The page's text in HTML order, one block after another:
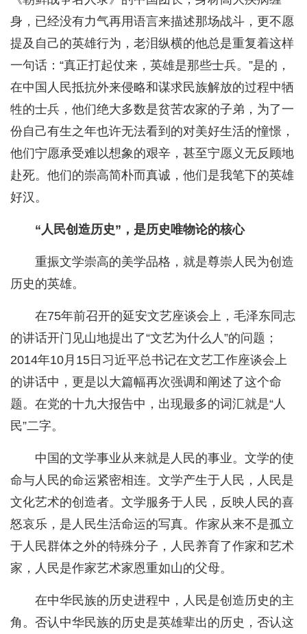
身，已经没有力气再用语言来描述那场战斗，更不愿
提及自己的英雄行为，老泪纵横的他总是重复着这样
一句话：“真正打起仗来，英雄是那些士兵。”是的，
在中国人民抵抗外来侵略和谋求民族解放的过程中牺
牲的士兵，他们绝大多数是贫苦农家的子弟，为了一
份自己有生之年也许无法看到的对美好生活的憧憬，
他们宁愿承受难以想象的艰辛，甚至宁愿义无反顾地
赴死。他们的崇高简朴而真诚，他们是我笔下的英雄
好汉。
“人民创造历史”，是历史唯物论的核心
重振文学崇高的美学品格，就是尊崇人民为创造
历史的英雄。
在75年前召开的延安文艺座谈会上，毛泽东同志
的讲话开门见山地提出了“文艺为什么人”的问题；
2014年10月15日习近平总书记在文艺工作座谈会上
的讲话中，更是以大篇幅再次强调和阐述了这个命
题。在党的十九大报告中，出现最多的词汇就是“人
民”二字。
中国的文学事业从来就是人民的事业。文学的使
命与人民的命运紧密相连。文学产生于人民，人民是
文化艺术的创造者。文学服务于人民，反映人民的喜
怒哀乐，是人民生活命运的写真。作家从来不是孤立
于人民群体之外的特殊分子，人民养育了作家和艺术
家，人民是作家艺术家恩重如山的父母。
在中华民族的历史进程中，人民是创造历史的主
角。否认中华民族的历史是英雄辈出的历史，否认这